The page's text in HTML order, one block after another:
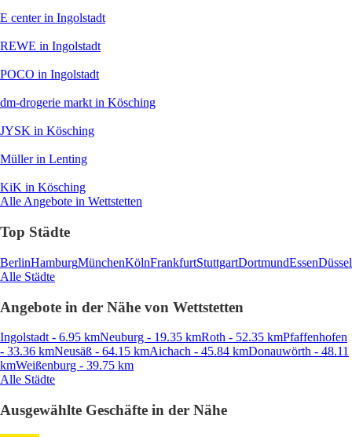
E centerin Ingolstadt
REWE in Ingolstadt
POCO in Ingolstadt
dm-drogerie markt in Kösching
JYSK in Kösching
Müllerin Lenting
KiK in Kösching
Alle Angebote in Wettstetten
Top Städte
BerlinHamburgMünchenKölnFrankfurtStuttgartDortmundEssen
Alle Städte
Angebote in der Nähe von Wettstetten
Ingolstadt - 6.95 kmNeuburg - 19.35 kmRoth - 52.35 kmPfaffenhofen
- 33.36 kmNeusäß - 64.15 kmAichach - 45.84 kmDonauwörth - 48.11
kmWeißenburg - 39.75 km
Alle Städte
Ausgewählte Geschäfte in der Nähe